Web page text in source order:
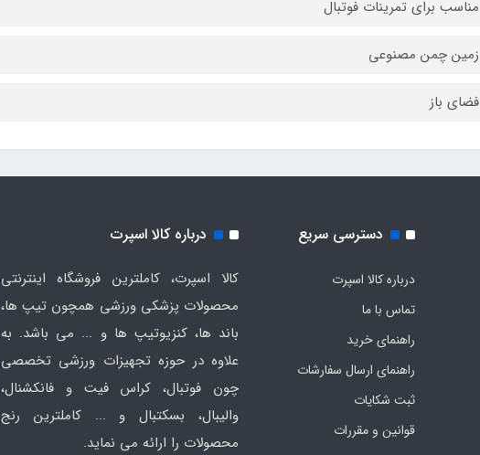
مناسب برای تمرینات فوتبال
زمین چمن مصنوعی
فضای باز
دسترسی سریع
درباره کالا اسپرت
تماس با ما
راهنمای خرید
راهنمای ارسال سفارشات
ثبت شکایات
قوانین و مقررات
درباره کالا اسپرت
کالا اسپرت، کاملترین فروشگاه اینترنتی
محصولات پزشکی ورزشی همچون تیپ ها،
باند ها، کنزیوتیپ ها و ... می باشد. به
علاوه در حوزه تجهیزات ورزشی تخصصی
چون فوتبال، کراس فیت و فانکشنال،
والیبال، بسکتبال و ... کاملترین رنج
محصولات را ارائه می نماید.